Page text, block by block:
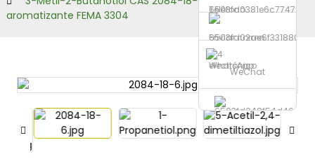
Teléfono
Enviar correo
electrónico
WhatsApp
WeChat
aromatizante FEMA 3304